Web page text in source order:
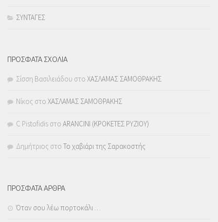
ΣΥΝΤΑΓΕΣ
ΠΡΟΣΦΑΤΑ ΣΧΟΛΙΑ
Σίσση Βασιλειάδου στο ΧΑΣΛΑΜΑΣ ΣΑΜΟΘΡΑΚΗΣ
Νίκος στο ΧΑΣΛΑΜΑΣ ΣΑΜΟΘΡΑΚΗΣ
C Pistofidis στο ARANCINI (ΚΡΟΚΕΤΕΣ ΡΥΖΙΟΥ)
Δημήτριος στο Το χαβιάρι της Σαρακοστής
ΠΡΟΣΦΑΤΑ ΑΡΘΡΑ
Όταν σου λέω πορτοκάλι …